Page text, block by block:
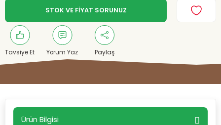
STOK VE FİYAT SORUNUZ
Tavsiye Et Yorum Yaz Paylaş
Ürün Bilgisi